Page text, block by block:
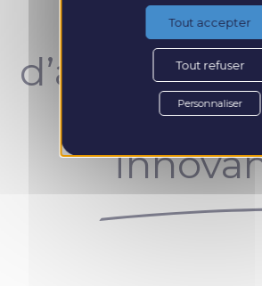
Un
unique
Tout accepter
Tout refuser
Personnaliser